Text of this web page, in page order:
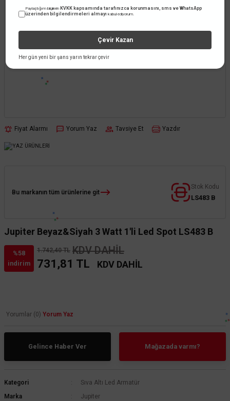
Fiyat Alarmı Yorum Yaz Tavsiye Et Yazdır
Bu markanın tüm ürünlerine git
Stok Kodu
LS483 B
Jupiter Beyaz&Siyah 3 Watt 1'li Led Spot LS483 B
%58
indirim
1.742,40 TL KDV DAHİL
731,81 TL KDV DAHİL
Yorumlar (0) Yorum Yaz
Gelince Haber Ver Mağazada varmı?
Kategori
Sıva Altı Led Armatür
Marka
Jupiter
Paylaştığım bilgilerin KVKK kapsamında tarafınızca korunmasını, sms ve WhatsApp
üzerinden bilgilendirmeleri almayı kabul ediyorum.
Çevir Kazan
Her gün yeni bir şans yarın tekrar çevir